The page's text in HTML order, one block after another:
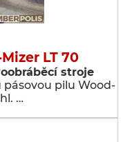
LT 70
stroje
pilu Wood-
…